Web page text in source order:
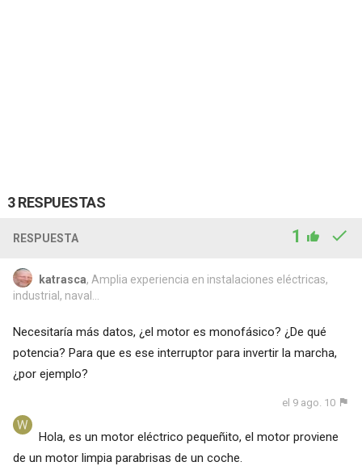
3 RESPUESTAS
RESPUESTA 1
katrasca, Amplia experiencia en instalaciones eléctricas,
industrial, naval...
Necesitaría más datos, ¿el motor es monofásico? ¿De qué
potencia? Para que es ese interruptor para invertir la marcha,
¿por ejemplo?
el 9 ago. 10
Hola, es un motor eléctrico pequeñito, el motor proviene
de un motor limpia parabrisas de un coche.